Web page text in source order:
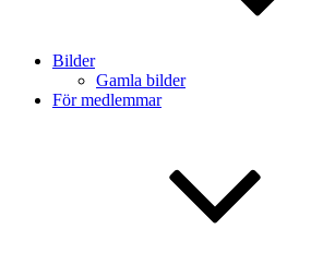
Bilder
Gamla bilder
För medlemmar